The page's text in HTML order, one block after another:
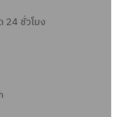
24 ชั่วโมง